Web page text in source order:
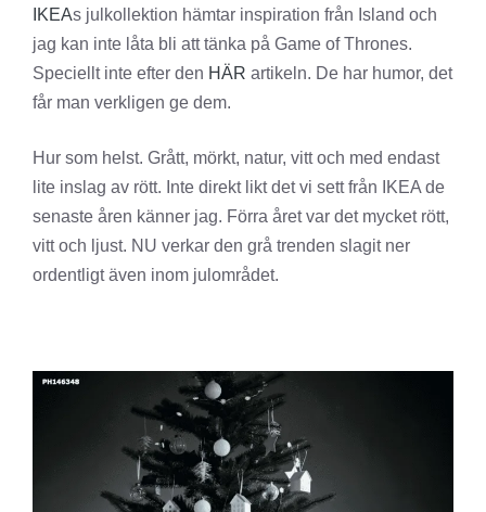
IKEAs julkollektion hämtar inspiration från Island och
jag kan inte låta bli att tänka på Game of Thrones.
Speciellt inte efter den HÄR artikeln. De har humor, det
får man verkligen ge dem.
Hur som helst. Grått, mörkt, natur, vitt och med endast
lite inslag av rött. Inte direkt likt det vi sett från IKEA de
senaste åren känner jag. Förra året var det mycket rött,
vitt och ljust. NU verkar den grå trenden slagit ner
ordentligt även inom julområdet.